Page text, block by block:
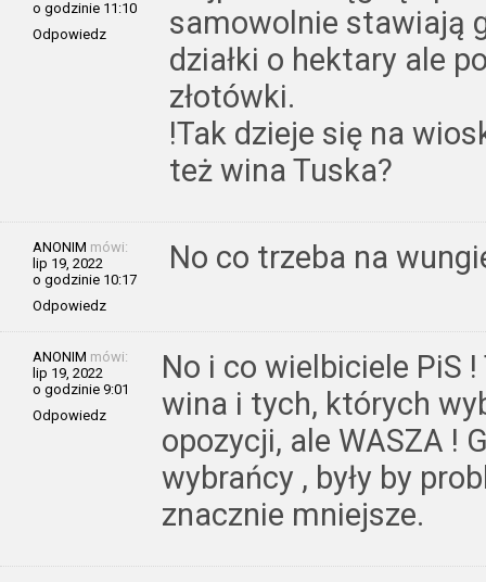
o godzinie 11:10
Odpowiedz
samowolnie stawiają
działki o hektary ale
złotówki.
!Tak dzieje się na
też wina Tuska?
ANONIM mówi:
lip 19, 2022
o godzinie 10:17
Odpowiedz
No co trzeba na
ANONIM mówi:
lip 19, 2022
o godzinie 9:01
Odpowiedz
No i co wielbiciele PiS
wina i tych, których
opozycji, ale WASZA !
wybrańcy , były by
znacznie mniejsze.